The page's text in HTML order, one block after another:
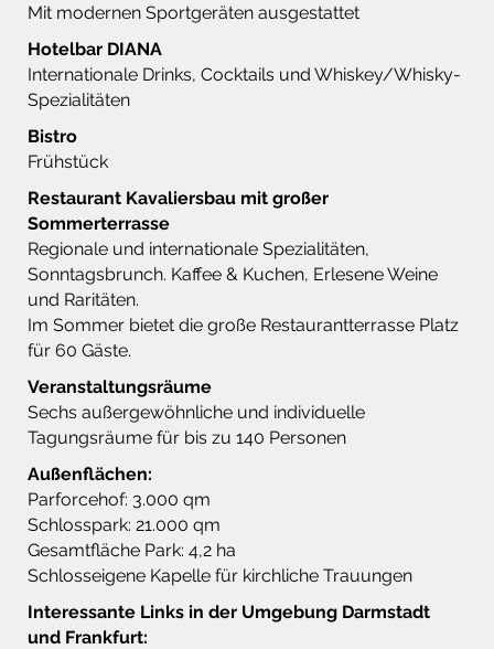
Mit modernen Sportgeräten ausgestattet
Hotelbar DIANA
Internationale Drinks, Cocktails und Whiskey/Whisky-
Spezialitäten
Bistro
Frühstück
Restaurant Kavaliersbau mit großer
Sommerterrasse
Regionale und internationale Spezialitäten,
Sonntagsbrunch. Kaffee & Kuchen, Erlesene Weine
und Raritäten.
Im Sommer bietet die große Restaurantterrasse Platz
für 60 Gäste.
Veranstaltungsräume
Sechs außergewöhnliche und individuelle
Tagungsräume für bis zu 140 Personen
Außenflächen:
Parforcehof: 3.000 qm
Schlosspark: 21.000 qm
Gesamtfläche Park: 4,2 ha
Schlosseigene Kapelle für kirchliche Trauungen
Interessante Links in der Umgebung Darmstadt
und Frankfurt: